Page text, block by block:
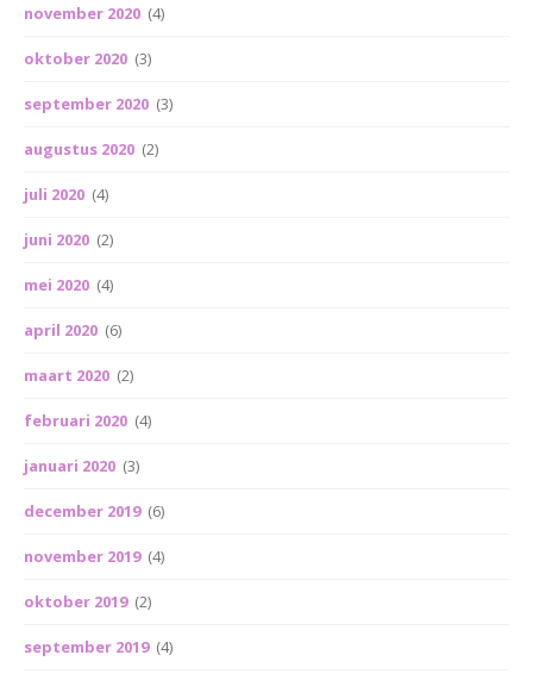
november 2020 (4)
oktober 2020 (3)
september 2020 (3)
augustus 2020 (2)
juli 2020 (4)
juni 2020 (2)
mei 2020 (4)
april 2020 (6)
maart 2020 (2)
februari 2020 (4)
januari 2020 (3)
december 2019 (6)
november 2019 (4)
oktober 2019 (2)
september 2019 (4)